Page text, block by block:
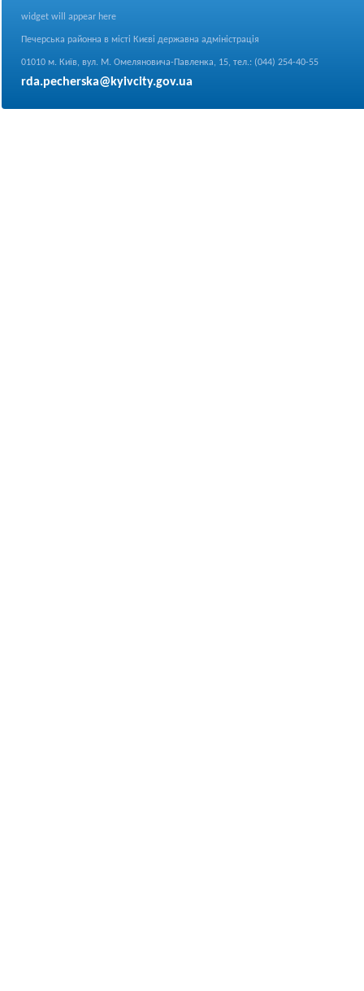
widget will appear here
Печерська районна в місті Києві державна адміністрація
01010 м. Київ, вул. М. Омеляновича-Павленка, 15, тел.: (044) 254-40-55
rda.pecherska@kyivcity.gov.ua